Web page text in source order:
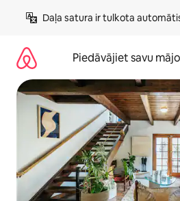
saturu
Daļa satura ir tulkota
Piedāvājiet savu